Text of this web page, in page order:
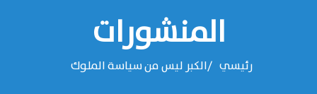
المنشورات
رئيسي الكبر ليس من سياسة الملوك